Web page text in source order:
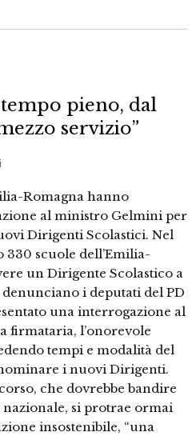
pieno, dal
servizio”
Romagna hanno
al ministro Gelmini per
Dirigenti Scolastici. Nel
330 scuole dell’Emilia-
un Dirigente Scolastico a
denunciano i deputati del PD
una interrogazione al
firmataria, l’onorevole
tempi e modalità del
i nuovi Dirigenti.
che dovrebbe bandire
si protrae ormai
insostenibile, “una